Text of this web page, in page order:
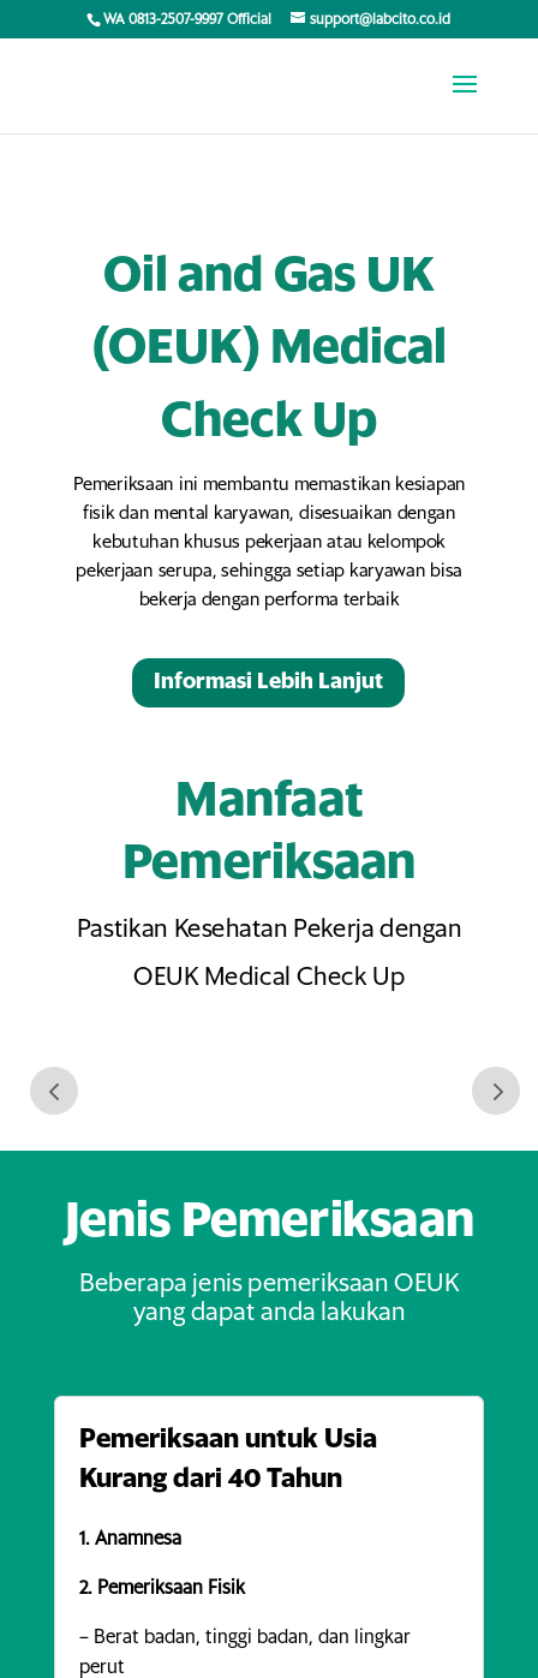
WA 0813-2507-9997 Official support@labcito.co.id
Oil and Gas UK
(OEUK) Medical
Check Up
Pemeriksaan ini membantu memastikan kesiapan
fisik dan mental karyawan, disesuaikan dengan
kebutuhan khusus pekerjaan atau kelompok
pekerjaan serupa, sehingga setiap karyawan bisa
bekerja dengan performa terbaik
Informasi Lebih Lanjut
Manfaat
Pemeriksaan
Pastikan Kesehatan Pekerja dengan
OEUK Medical Check Up
Jenis Pemeriksaan
Beberapa jenis pemeriksaan OEUK
yang dapat anda lakukan
Pemeriksaan untuk Usia
Kurang dari 40 Tahun
1. Anamnesa
2. Pemeriksaan Fisik
– Berat badan, tinggi badan, dan lingkar
perut